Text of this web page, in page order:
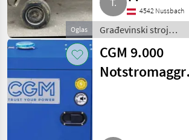
Oglas
4542 Nussbach
Građevinski strojevi
/ Mali građevinski
strojevi
CGM 9.000